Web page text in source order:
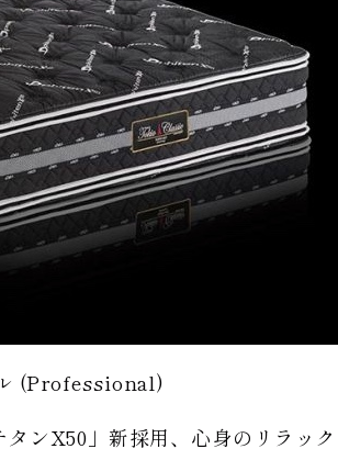
(Professional)
ンX50」新採用、心身のリラッ